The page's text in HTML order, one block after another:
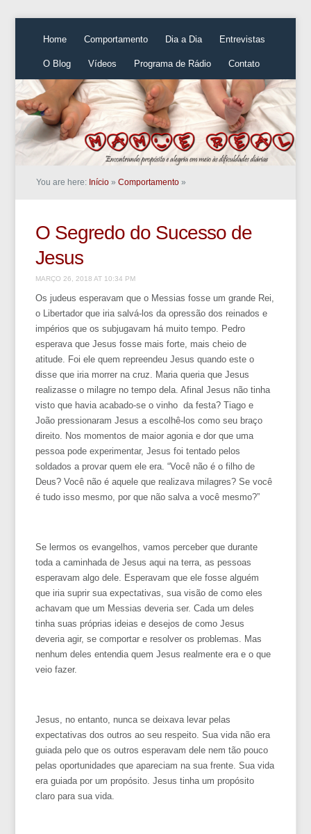
Home Comportamento Dia a Dia Entrevistas
O Blog Vídeos Programa de Rádio Contato
You are here: Início »Comportamento »
O Segredo do Sucesso de
Jesus
MARÇO 26, 2018 AT 10:34 PM
Os judeus esperavam que o Messias fosse um grande Rei,
o Libertador que iria salvá-los da opressão dos reinados e
impérios que os subjugavam há muito tempo. Pedro
esperava que Jesus fosse mais forte, mais cheio de
atitude. Foi ele quem repreendeu Jesus quando este o
disse que iria morrer na cruz. Maria queria que Jesus
realizasse o milagre no tempo dela. Afinal Jesus não tinha
visto que havia acabado-se o vinho da festa? Tiago e
João pressionaram Jesus a escolhê-los como seu braço
direito. Nos momentos de maior agonia e dor que uma
pessoa pode experimentar, Jesus foi tentado pelos
soldados a provar quem ele era. “Você não é o filho de
Deus? Você não é aquele que realizava milagres? Se você
é tudo isso mesmo, por que não salva a você mesmo?”
Se lermos os evangelhos, vamos perceber que durante
toda a caminhada de Jesus aqui na terra, as pessoas
esperavam algo dele. Esperavam que ele fosse alguém
que iria suprir sua expectativas, sua visão de como eles
achavam que um Messias deveria ser. Cada um deles
tinha suas próprias ideias e desejos de como Jesus
deveria agir, se comportar e resolver os problemas. Mas
nenhum deles entendia quem Jesus realmente era e o que
veio fazer.
Jesus, no entanto, nunca se deixava levar pelas
expectativas dos outros ao seu respeito. Sua vida não era
guiada pelo que os outros esperavam dele nem tão pouco
pelas oportunidades que apareciam na sua frente. Sua vida
era guiada por um propósito. Jesus tinha um propósito
claro para sua vida.